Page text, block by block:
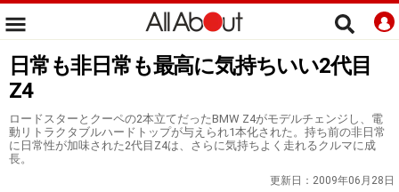
日常も非日常も最高に気持ちいい2代目
Z4
ロードスターとクーペの2本立てだったBMW Z4がモデルチェンジし、電
動リトラクタブルハードトップが与えられ1本化された。持ち前の非日常
に日常性が加味された2代目Z4は、さらに気持ちよく走れるクルマに成
長。
更新日： 2009年06月28日